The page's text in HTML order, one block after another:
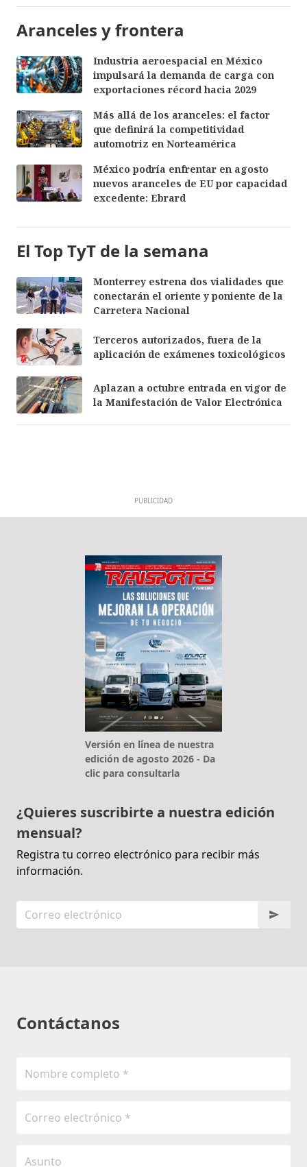
Aranceles y frontera
Industria aeroespacial en México
impulsará la demanda de carga con
exportaciones récord hacia 2029
Más allá de los aranceles: el factor
que definirá la competitividad
automotriz en Norteamérica
México podría enfrentar en agosto
nuevos aranceles de EU por capacidad
excedente: Ebrard
El Top TyT de la semana
Monterrey estrena dos vialidades que
conectarán el oriente y poniente de la
Carretera Nacional
Terceros autorizados, fuera de la
aplicación de exámenes toxicológicos
Aplazan a octubre entrada en vigor de
la Manifestación de Valor Electrónica
PUBLICIDAD
Versión en línea de nuestra
edición de agosto 2026 - Da
clic para consultarla
¿Quieres suscribirte a nuestra edición
mensual?
Registra tu correo electrónico para recibir más
información.
Contáctanos